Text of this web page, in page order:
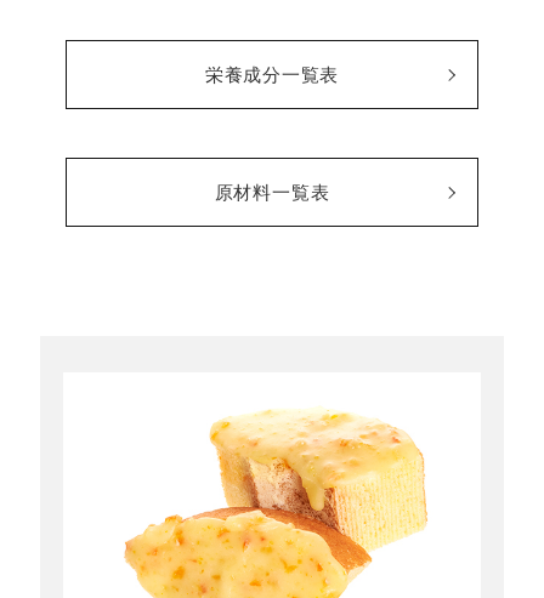
栄養成分一覧表
原材料一覧表